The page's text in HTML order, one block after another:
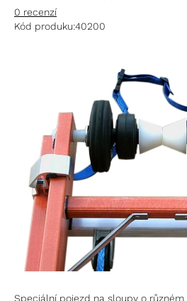
0 recenzí
Kód produku:40200
Speciální pojezd na sloupy o různém